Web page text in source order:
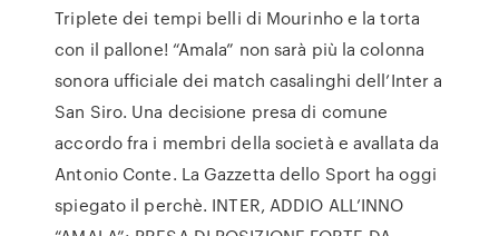
Triplete dei tempi belli di Mourinho e la torta
con il pallone! “Amala” non sarà più la colonna
sonora ufficiale dei match casalinghi dell’Inter a
San Siro. Una decisione presa di comune
accordo fra i membri della società e avallata da
Antonio Conte. La Gazzetta dello Sport ha oggi
spiegato il perchè. INTER, ADDIO ALL’INNO